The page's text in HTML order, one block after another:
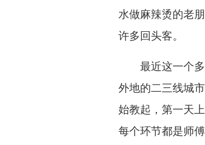
水做麻辣烫的老
许多回头客。
最近这一个多
外地的二三线城
始教起，第一天
每个环节都是师